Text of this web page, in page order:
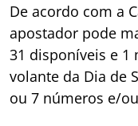
De acordo com a
apostador pode
31 disponíveis e 1
volante da Dia de
ou 7 números e/